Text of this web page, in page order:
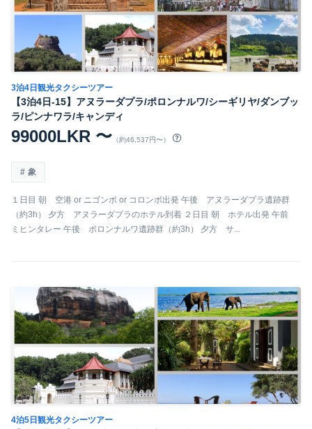
3泊4日観光タクシーツアー
【3泊4日-15】アヌラーダプラ/ポロンナルワ/シーギリヤ/ダンブッ
ラ/ピンナワラ/キャンディ
99000LKR 〜 （約46,537円〜）
象
１日目 朝 空港 or ニゴンボ or コロンボ出発 午後 アヌラーダプラ遺跡群
（約3h） 夕方 アヌラーダプラのホテル到着 ２日目 朝 ホテル出発 午前
ミヒンタレー 午後 ポロンナルワ遺跡群（約3h） 夕方 サ...
4泊5日観光タクシーツアー